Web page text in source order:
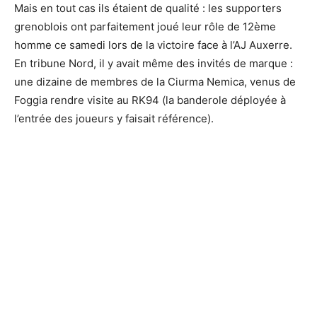
Mais en tout cas ils étaient de qualité : les supporters
grenoblois ont parfaitement joué leur rôle de 12ème
homme ce samedi lors de la victoire face à l’AJ Auxerre.
En tribune Nord, il y avait même des invités de marque :
une dizaine de membres de la Ciurma Nemica, venus de
Foggia rendre visite au RK94 (la banderole déployée à
l’entrée des joueurs y faisait référence).